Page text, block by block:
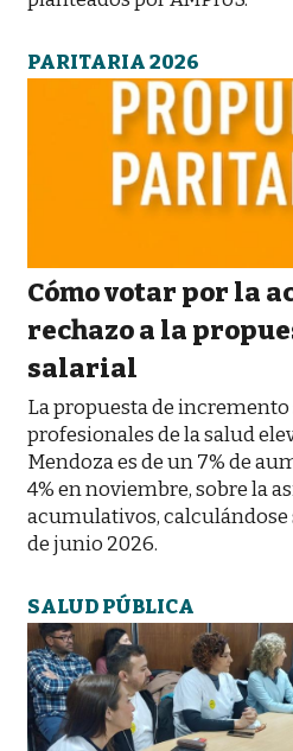
PARITARIA 2026
Cómo votar por la
rechazo a la
salarial
La propuesta de incremento
profesionales de la salud
Mendoza es de un 7% de
4% en noviembre, sobre la
acumulativos, calculándose
de junio 2026.
SALUD PÚBLICA